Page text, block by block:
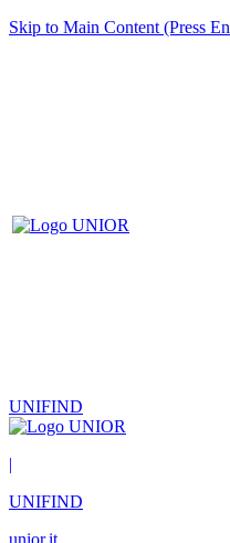
Skip to Main Content (Press
UNIFIND
|
UNIFIND
unior.it